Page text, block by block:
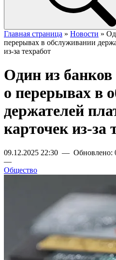
Главная страница » Новости »
перерывах в обслуживании
из-за техработ
Один из
о перерывах в
держателей
карточек из-за
09.12.2025 22:30 — Обновлено:
—
Общество